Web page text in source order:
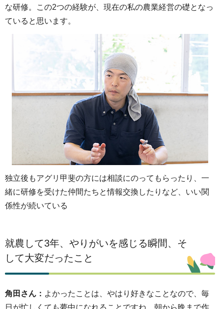
な研修。この2つの経験が、現在の私の農業経営の礎となっ
ていると思います。
独立後もアグリ甲斐の方には相談にのってもらったり、一
緒に研修を受けた仲間たちと情報交換したりなど、いい関
係性が続いている
就農して3年、やりがいを感じる瞬間、そ
して大変だったこと
角田さん： よかったことは、やはり好きなことなので、毎